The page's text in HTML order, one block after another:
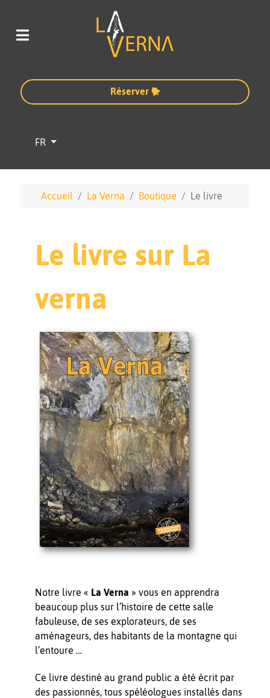
Réserver
Sélectionnez votre langue
FR
Accueil La Verna Boutique Le livre
Le livre sur La
verna
Notre livre « La Verna » vous en apprendra
beaucoup plus sur l’histoire de cette salle
fabuleuse, de ses explorateurs, de ses
aménageurs, des habitants de la montagne qui
l’entoure …
Ce livre destiné au grand public a été écrit par
des passionnés, tous spéléologues installés dans